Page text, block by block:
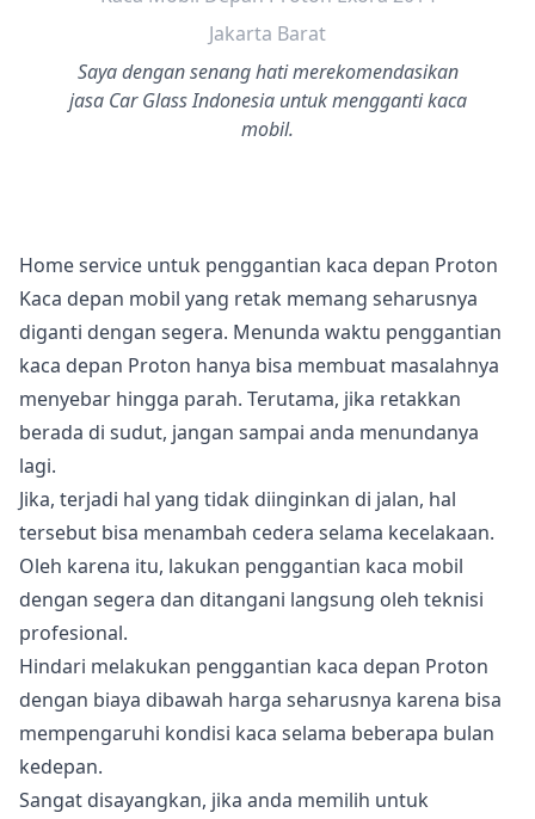
Jakarta Barat
Saya dengan senang hati merekomendasikan
jasa Car Glass Indonesia untuk mengganti kaca
mobil.
Home service untuk penggantian kaca depan Proton
Kaca depan mobil yang retak memang seharusnya
diganti dengan segera. Menunda waktu penggantian
kaca depan Proton hanya bisa membuat masalahnya
menyebar hingga parah. Terutama, jika retakkan
berada di sudut, jangan sampai anda menundanya
lagi.
Jika, terjadi hal yang tidak diinginkan di jalan, hal
tersebut bisa menambah cedera selama kecelakaan.
Oleh karena itu, lakukan penggantian kaca mobil
dengan segera dan ditangani langsung oleh teknisi
profesional.
Hindari melakukan penggantian kaca depan Proton
dengan biaya dibawah harga seharusnya karena bisa
mempengaruhi kondisi kaca selama beberapa bulan
kedepan.
Sangat disayangkan, jika anda memilih untuk